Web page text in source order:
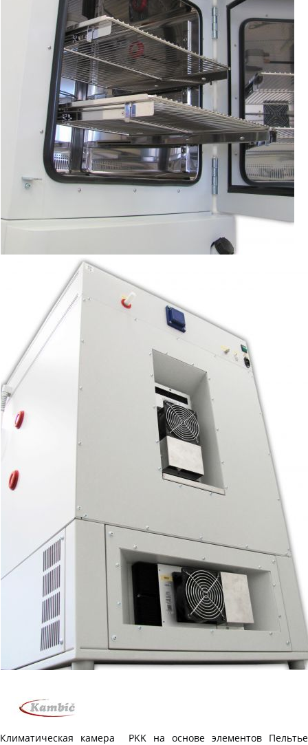
Климатическая камера PKK на основе элементов Пельтье